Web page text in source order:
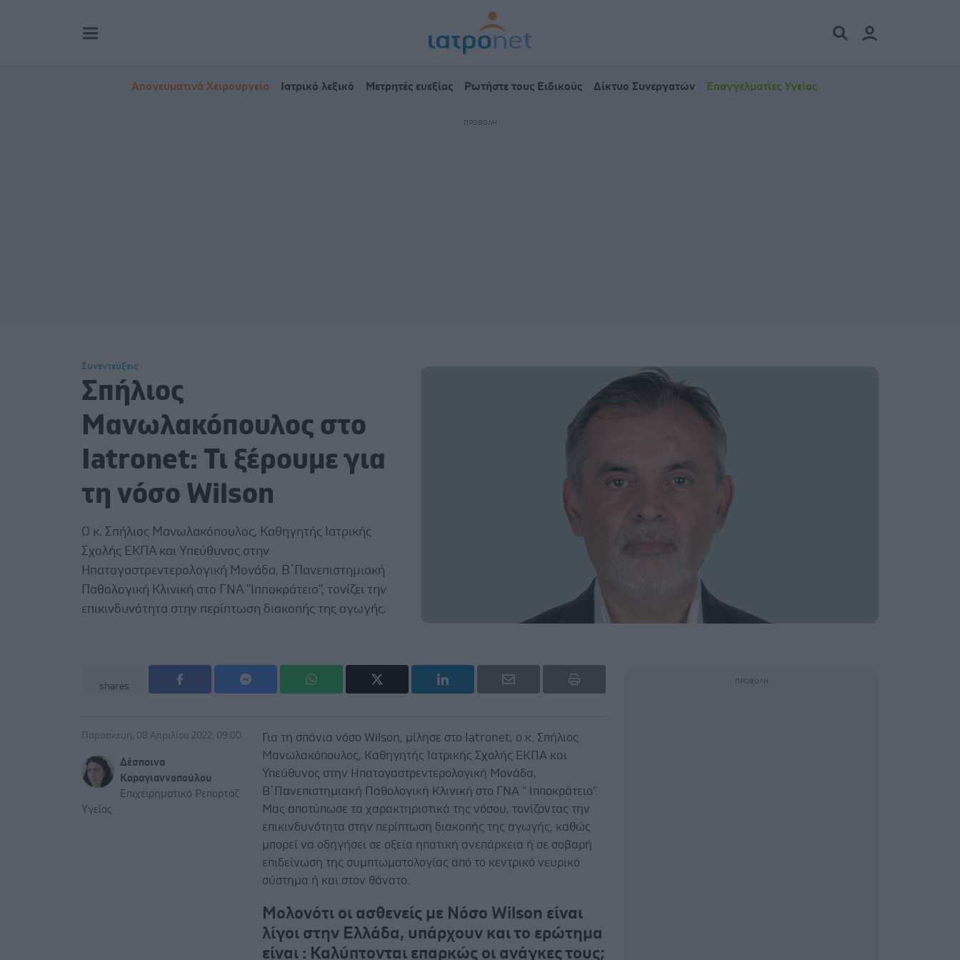
Απογευματινά Χειρουργεία Ιατρικό λεξικό Μετρητές ευεξίας Ρωτήστε τους Ειδικούς Δίκτυο Συνεργατών Επαγγελματίες Υγείας
Συνεντεύξεις
Σπήλιος
Μανωλακόπουλος στο
Iatronet: Τι ξέρουμε για
τη νόσο Wilson
O κ. Σπήλιος Μανωλακόπουλος, Καθηγητής Ιατρικής
Σχολής ΕΚΠΑ και Υπεύθυνος στην
Ηπατογαστρεντερολογική Μονάδα, Β΄Πανεπιστημιακή
Παθολογική Κλινική στο ΓΝΑ ''Ιπποκράτειο'', τονίζει την
επικινδυνότητα στην περίπτωση διακοπής της αγωγής.
shares
Παρασκευή, 08 Απριλίου 2022, 09:00
Δέσποινα
Καραγιαννοπούλου
Επιχειρηματικό Ρεπορτάζ
Υγείας
Για τη σπάνια νόσο Wilson, μίλησε στο Iatronet, ο κ. Σπήλιος
Μανωλακόπουλος, Καθηγητής Ιατρικής Σχολής ΕΚΠΑ και
Υπεύθυνος στην Ηπατογαστρεντερολογική Μονάδα,
Β΄Πανεπιστημιακή Παθολογική Κλινική στο ΓΝΑ " Ιπποκράτειο''.
Μας αποτύπωσε τα χαρακτηριστικά της νόσου, τονίζοντας την
επικινδυνότητα στην περίπτωση διακοπής της αγωγής, καθώς
μπορεί να οδηγήσει σε οξεία ηπατική ανεπάρκεια ή σε σοβαρή
επιδείνωση της συμπτωματολογίας από το κεντρικό νευρικό
σύστημα ή και στον θάνατο.
Μολονότι οι ασθενείς με Νόσο Wilson είναι
λίγοι στην Ελλάδα, υπάρχουν και το ερώτημα
είναι : Καλύπτονται επαρκώς οι ανάγκες τους;